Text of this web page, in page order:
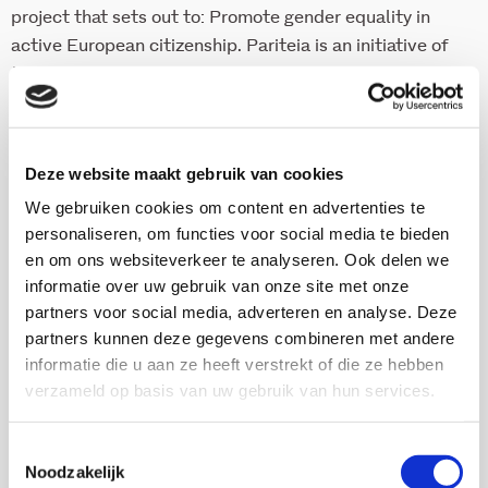
Deze website maakt gebruik van cookies
We gebruiken cookies om content en advertenties te
personaliseren, om functies voor social media te bieden
en om ons websiteverkeer te analyseren. Ook delen we
informatie over uw gebruik van onze site met onze
partners voor social media, adverteren en analyse. Deze
partners kunnen deze gegevens combineren met andere
informatie die u aan ze heeft verstrekt of die ze hebben
verzameld op basis van uw gebruik van hun services.
Noodzakelijk
project that sets out to: Promote gender equality in
active European citizenship. Pariteia is an initiative of
Commission supports Pariteia through the European
Community Programme.
Download publicatie
Onderzoekers
Sandra ter Woerds